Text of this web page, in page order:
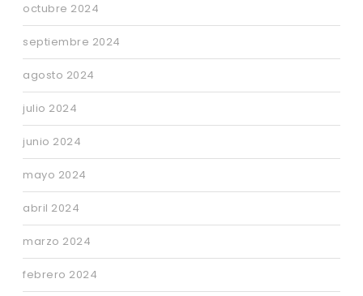
octubre 2024
septiembre 2024
agosto 2024
julio 2024
junio 2024
mayo 2024
abril 2024
marzo 2024
febrero 2024